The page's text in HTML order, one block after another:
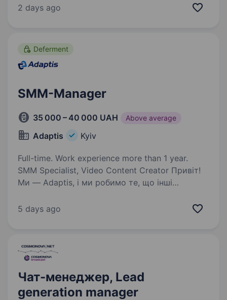
для компанії думки серед населення шляхом
2 days ago
Deferment
SMM-Manager
35 000 – 40 000 UAH Above average
Adaptis Kyiv
Full-time. Work experience more than 1 year.
SMM Specialist, Video Content Creator Привіт!
Ми — Adaptis, і ми робимо те, що інші
технологічні рішення, які забезпечують
5 days ago
Чат-менеджер, Lead
generation manager